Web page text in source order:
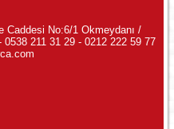
Caddesi No:6/1 Okmeydanı /
0538 211 31 29 - 0212 222 59 77